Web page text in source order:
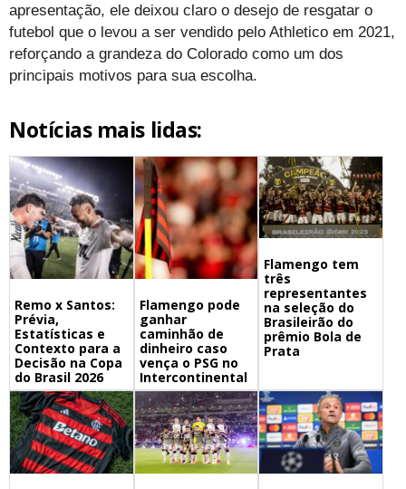
apresentação, ele deixou claro o desejo de resgatar o
futebol que o levou a ser vendido pelo Athletico em 2021,
reforçando a grandeza do Colorado como um dos
principais motivos para sua escolha.
Notícias mais lidas:
Remo x Santos:
Prévia,
Estatísticas e
Contexto para a
Decisão na Copa
do Brasil 2026
Flamengo pode
ganhar
caminhão de
dinheiro caso
vença o PSG no
Intercontinental
Flamengo tem
três
representantes
na seleção do
Brasileirão do
prêmio Bola de
Prata